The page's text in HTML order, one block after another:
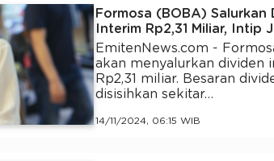
Formosa (BOBA) Salurkan
Interim Rp2,31 Miliar, Intip
EmitenNews.com -
akan menyalurkan dividen
Rp2,31 miliar. Besaran
disisihkan sekitar…
14/11/2024, 06:15 WIB